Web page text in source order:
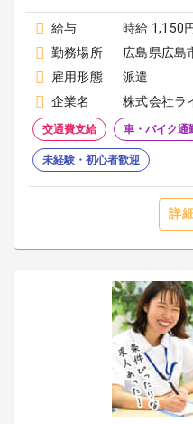
給与
時給 1,150
勤務場所
広島県広島
雇用形態
派遣
企業名
株式会社ラ
交通費支給 車・バイク通
未経験・初心者歓迎
詳